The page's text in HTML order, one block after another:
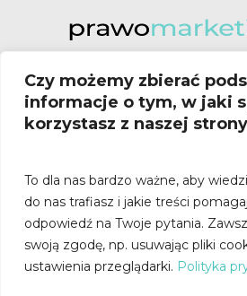
Czy możemy zbierać
informacje o tym, w jaki
korzystasz z naszej
To dla nas bardzo ważne, aby
do nas trafiasz i jakie treści
odpowiedź na Twoje pytania.
swoją zgodę, np. usuwając pliki
ustawienia przeglądarki. Polityka
Poznań:
ul. Stary Rynek
©2026 Prawo